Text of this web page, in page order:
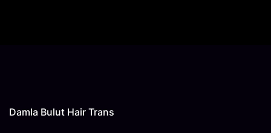
Damla Bulut Hair Trans